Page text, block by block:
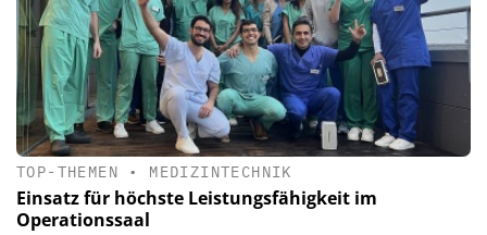
TOP-THEMEN • MEDIZINTECHNIK
Einsatz für höchste Leistungsfähigkeit im
Operationssaal